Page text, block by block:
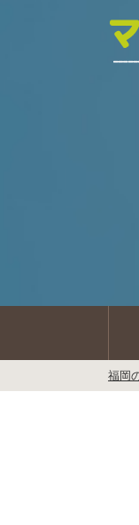
福岡